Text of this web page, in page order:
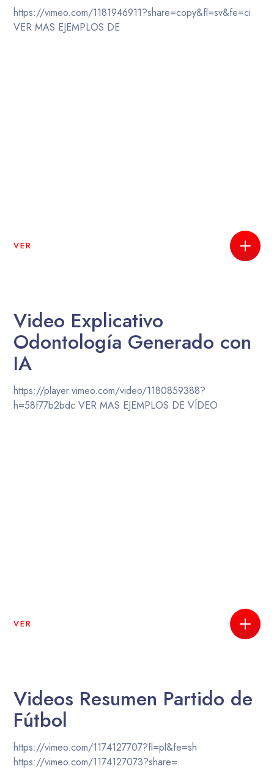
https://vimeo.com/1181946911?share=copy&fl=sv&fe=ci
VER MAS EJEMPLOS DE
VER
Video Explicativo
Odontología Generado con
IA
https://player.vimeo.com/video/1180859388?
h=58f77b2bdc VER MAS EJEMPLOS DE VÍDEO
VER
Videos Resumen Partido de
Fútbol
https://vimeo.com/1174127707?fl=pl&fe=sh
https://vimeo.com/1174127073?share=